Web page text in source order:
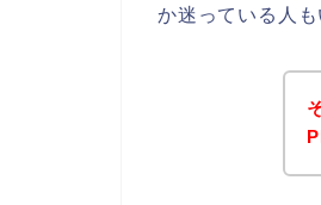
か迷っている人